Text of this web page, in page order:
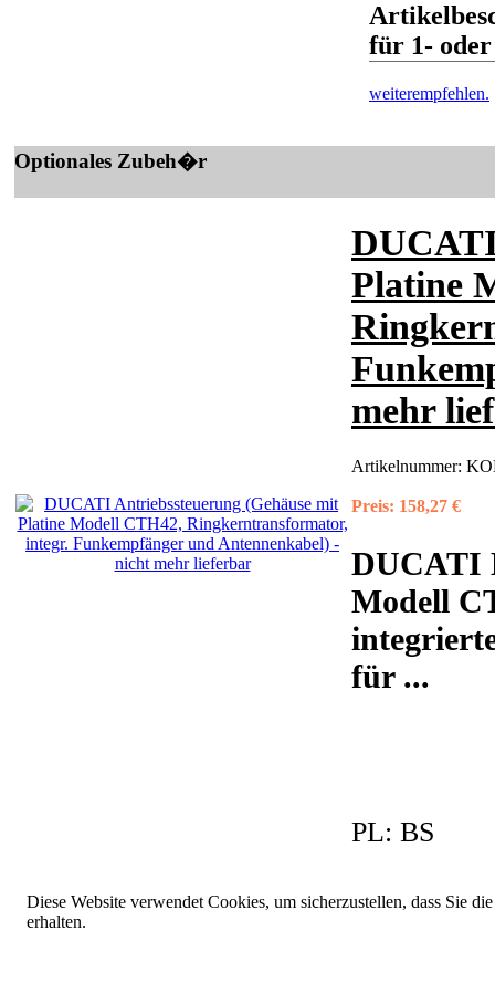
für 1-
weiterempfehlen.
Optionales Zubeh�r
Platine
mehr
Artikelnummer:
Preis: 158,27 €
DUCATI
Modell
für...
PL: BS
Diese Website verwendet Cookies, um sicherzustellen, dass Sie
erhalten.